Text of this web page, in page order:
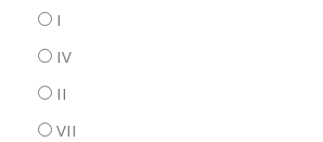
I
IV
II
VII